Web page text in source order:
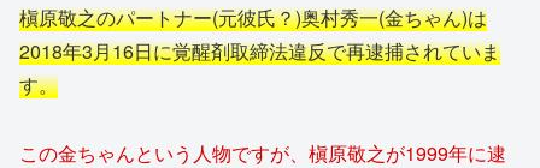
槇原敬之のパートナー(元彼氏？)奥村秀一(金ちゃん)は
2018年3月16日に覚醒剤取締法違反で再逮捕されていま
す。
この金ちゃんという人物ですが、槇原敬之が1999年に逮